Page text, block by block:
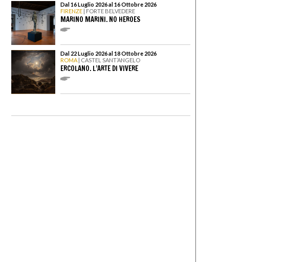
Dal 16 Luglio 2026 al 16 Ottobre 2026
FIRENZE | FORTE BELVEDERE
MARINO MARINI. NO HEROES
Dal 22 Luglio 2026 al 18 Ottobre 2026
ROMA | CASTEL SANT’ANGELO
ERCOLANO. L’ARTE DI VIVERE